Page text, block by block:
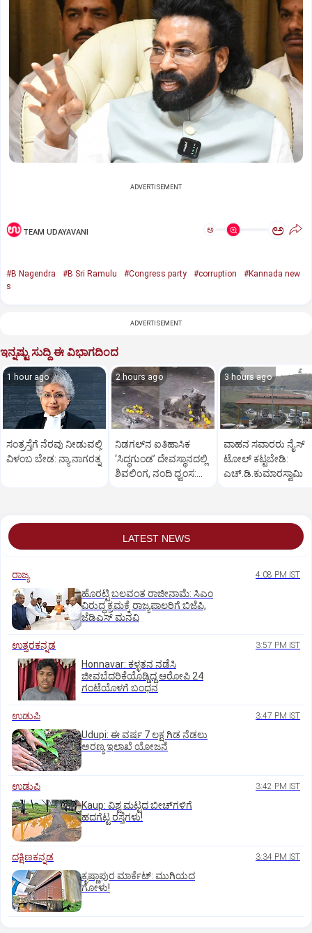
ADVERTISEMENT
TEAM UDAYAVANI ಅ ಅ
#B Nagendra #B Sri Ramulu #Congress party #corruption
#Kannada new
s
ADVERTISEMENT
ಇನ್ನಷ್ಟು ಸುದ್ದಿ ಈ ವಿಭಾಗದಿಂದ
1 hour ago
ಸಂತ್ರಸ್ತೆಗೆ ನೆರವು ನೀಡುವಲ್ಲಿ
ವಿಳಂಬ ಬೇಡ: ನ್ಯಾ.ನಾಗರತ್ನ
2 hours ago
ನಿಡಗಲ್‌ನ ಐತಿಹಾಸಿಕ
‘ಸಿದ್ಧಗುಂಡ’ ದೇವಸ್ಥಾನದಲ್ಲಿ
ಶಿವಲಿಂಗ, ನಂದಿ ಧ್ವಂಸ:
3 hours ago
ವಾಹನ ಸವಾರರು ನೈಸ್‌
ಟೋಲ್‌ ಕಟ್ಟಬೇಡಿ:
ಎಚ್‌.ಡಿ.ಕುಮಾರಸ್ವಾಮಿ
LATEST NEWS
ರಾಜ್ಯ 4:08 PM IST
ಹೊರಟ್ಟಿ ಬಲವಂತ ರಾಜೀನಾಮೆ: ಸಿಎಂ
ವಿರುದ್ಧ ಕ್ರಮಕ್ಕೆ ರಾಜ್ಯಪಾಲರಿಗೆ ಬಿಜೆಪಿ,
ಜೆಡಿಎಸ್ ಮನವಿ
ಉತ್ತರಕನ್ನಡ 3:57 PM IST
Honnavar: ಕಳ್ಳತನ ನಡೆಸಿ
ಜೀವಬೆದರಿಕೆಯೊಡ್ಡಿದ್ದ ಆರೋಪಿ 24
ಗಂಟೆಯೊಳಗೆ ಬಂಧನ
ಉಡುಪಿ 3:47 PM IST
Udupi: ಈ ವರ್ಷ 7 ಲಕ್ಷ ಗಿಡ ನೆಡಲು
ಅರಣ್ಯ ಇಲಾಖೆ ಯೋಜನೆ
ಉಡುಪಿ 3:42 PM IST
Kaup: ವಿಶ್ವ ಮಟ್ಟದ ಬೀಚ್‌ಗಳಿಗೆ
ಹದಗೆಟ್ಟ ರಸ್ತೆಗಳು!
ದಕ್ಷಿಣಕನ್ನಡ 3:34 PM IST
ಕೃಷ್ಣಾಪುರ ಮಾರ್ಕೆಟ್‌: ಮುಗಿಯದ
ಗೋಳು!